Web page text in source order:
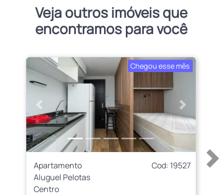
Veja outros imóveis que
encontramos para você
Chegou esse mês
Anterior Próximo
Apartamento
Cod: 19527
Aluguel Pelotas
Centro